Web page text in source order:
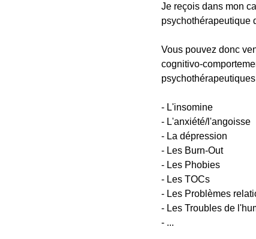
Je reçois dans mon
psychothérapeutique
Vous pouvez donc
cognitivo-
- L'insomine
- L'anxiété/l'angoisse
- La dépression
- Les Burn-Out
- Les Phobies
- Les TOCs
- Les Problèmes
- Les Troubles de
- ...